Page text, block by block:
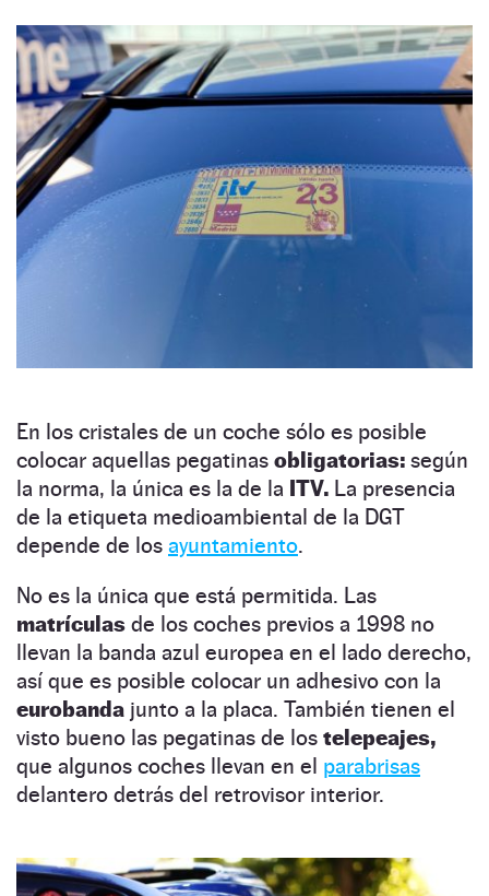
En los cristales de un coche sólo es posible
colocar aquellas pegatinas obligatorias: según
la norma, la única es la de la ITV. La presencia
de la etiqueta medioambiental de la DGT
depende de los ayuntamiento.
No es la única que está permitida. Las
matrículas de los coches previos a 1998 no
llevan la banda azul europea en el lado derecho,
así que es posible colocar un adhesivo con la
eurobanda junto a la placa. También tienen el
visto bueno las pegatinas de los telepeajes,
que algunos coches llevan en el parabrisas
delantero detrás del retrovisor interior.